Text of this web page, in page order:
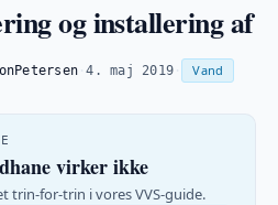
og installering af
·4. maj 2019 Vand
virker ikke
trin-for-trin i vores VVS-guide.